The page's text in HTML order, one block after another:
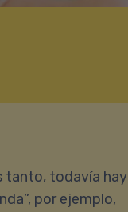
tanto, todavía hay
por ejemplo,